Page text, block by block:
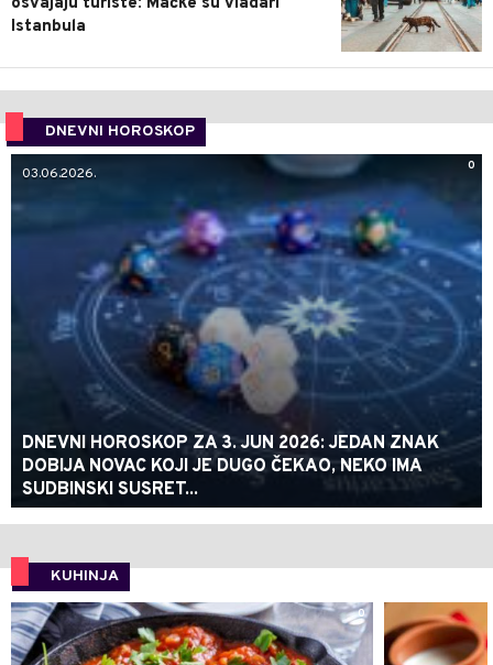
Istanbula
DNEVNI HOROSKOP
0
03.06.2026.
DNEVNI HOROSKOP ZA 3. JUN 2026: JEDAN ZNAK
DOBIJA NOVAC KOJI JE DUGO ČEKAO, NEKO IMA
SUDBINSKI SUSRET...
KUHINJA
0